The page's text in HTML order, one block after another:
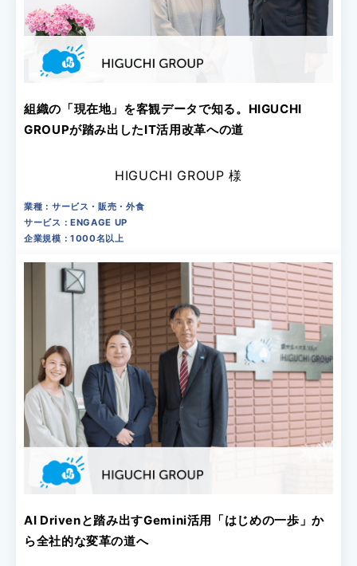
組織の「現在地」を客観データで知る。HIGUCHI
GROUPが踏み出したIT活用改革への道
HIGUCHI GROUP 様
業種：サービス・販売・外食
サービス：ENGAGE UP
企業規模：1000名以上
AI Drivenと踏み出すGemini活用「はじめの一歩」か
ら全社的な変革の道へ